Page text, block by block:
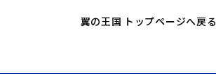
翼の王国 トップページへ戻る